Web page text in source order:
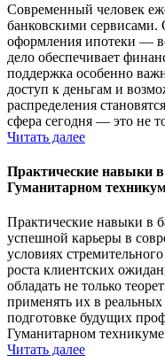
Современный человек
банковскими сервисами.
оформления ипотеки —
дело обеспечивает
поддержка особенно
доступ к деньгам и
распределения
сфера сегодня — это не
Читать далее
Практические навыки в
Гуманитарном
Практические навыки в
успешной карьеры в
условиях
роста клиентских
обладать не только
применять их в
подготовке будущих
Гуманитарном
Читать далее